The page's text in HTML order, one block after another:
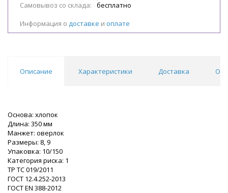
Самовывоз со склада:
бесплатно
Информация о доставке и оплате
Описание Характеристики Доставка
Основа: хлопок
Длина: 350 мм
Манжет: оверлок
Размеры: 8, 9
Упаковка: 10/150
Категория риска: 1
ТР ТС 019/2011
ГОСТ 12.4.252-2013
ГОСТ ЕN 388-2012